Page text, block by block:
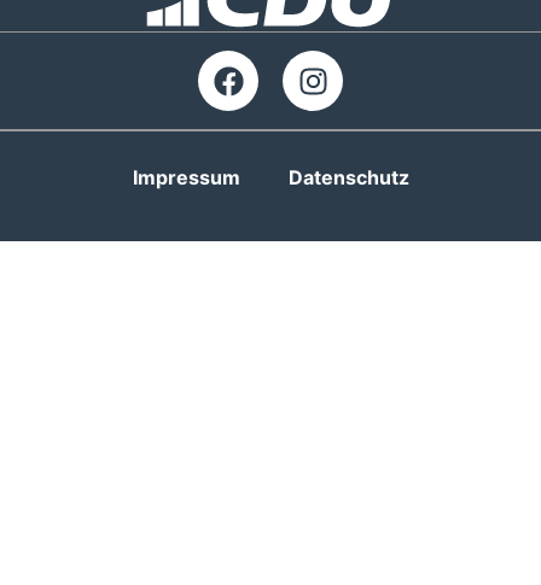
Impressum Datenschutz